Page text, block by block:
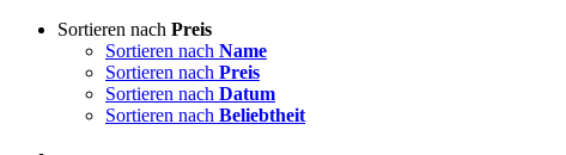
Sortieren nach Preis
Sortieren nach Name
Sortieren nach Preis
Sortieren nach Datum
Sortieren nach Beliebtheit